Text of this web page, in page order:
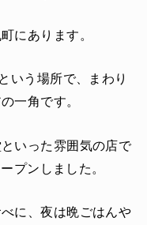
にあります。
いう場所で、まわり
一角です。
いった雰囲気の店で
プンしました。
に、夜は晩ごはんや